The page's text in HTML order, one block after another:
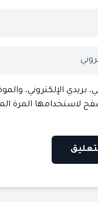
الإلكتروني،
لاستخدامها المرة